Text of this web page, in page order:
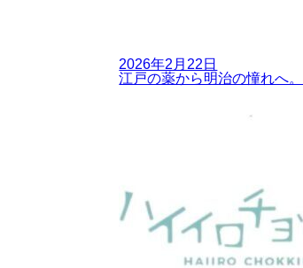
2026年2月22日
江戸の薬から明治の憧れへ